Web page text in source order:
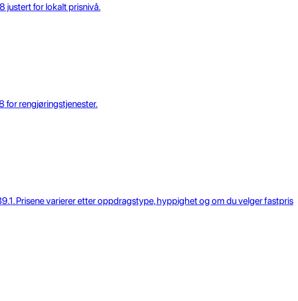
justert for lokalt prisnivå.
for rengjøringstjenester.
Prisene varierer etter oppdragstype, hyppighet og om du velger fastpris